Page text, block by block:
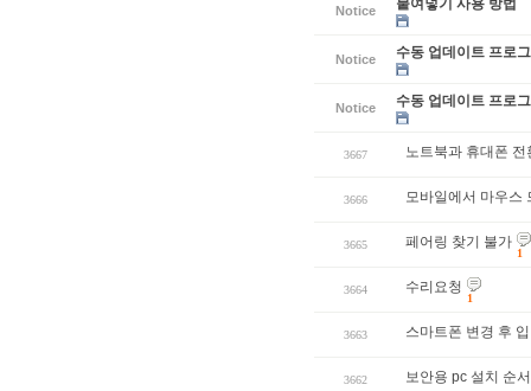
Notice
Notice 수동 업데이트 프로
Notice 수동 업데이트 프로
3667 노트북과 휴대폰
3666 모바일에서 마우스
3665 페어링 찾기 불가
1
3664 수리요청
1
3663 스마트폰 변경 후
3662 보안용 pc 설치 순